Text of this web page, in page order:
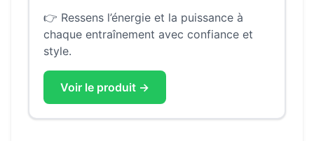
👉 Ressens l’énergie et la puissance à
chaque entraînement avec confiance et
style.
Voir le produit →